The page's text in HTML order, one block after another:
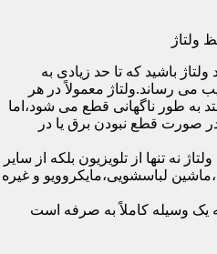
باشید که تا حد زیادی به
می رساند.ولتاژ معمولاً در هر
به طور ناگهانی قطع می شود،اما
صورت قطع نبودن برق یا در
نه تنها از تلویزیون بلکه از سایر
لباسشویی،مایکروویو و غیره
یک وسیله کاملاً به صرفه است